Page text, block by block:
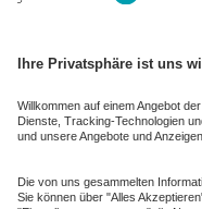
NussbaumID
Nussbaum Medien